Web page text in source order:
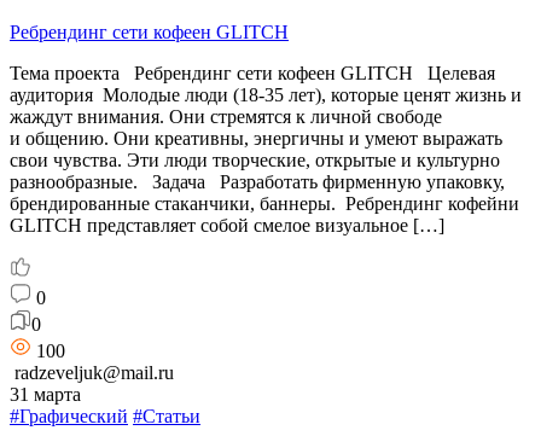
Ребрендинг сети кофеен GLITCH
Тема проекта Ребрендинг сети кофеен GLITCH Целевая
аудитория Молодые люди (18-35 лет), которые ценят жизнь и
жаждут внимания. Они стремятся к личной свободе
и общению. Они креативны, энергичны и умеют выражать
свои чувства. Эти люди творческие, открытые и культурно
разнообразные. Задача Разработать фирменную упаковку,
брендированные стаканчики, баннеры. Ребрендинг кофейни
GLITCH представляет собой смелое визуальное […]
0
0
100
radzeveljuk@mail.ru
31 марта
#Графический #Статьи